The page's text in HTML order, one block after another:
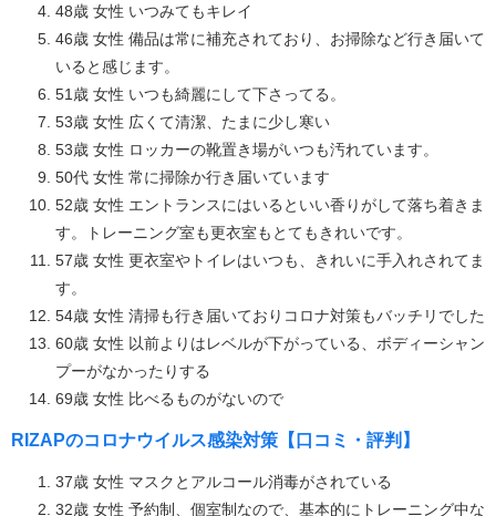
48歳 女性 いつみてもキレイ
46歳 女性 備品は常に補充されており、お掃除など行き届いて
いると感じます。
51歳 女性 いつも綺麗にして下さってる。
53歳 女性 広くて清潔、たまに少し寒い
53歳 女性 ロッカーの靴置き場がいつも汚れています。
50代 女性 常に掃除か行き届いています
52歳 女性 エントランスにはいるといい香りがして落ち着きま
す。トレーニング室も更衣室もとてもきれいです。
57歳 女性 更衣室やトイレはいつも、きれいに手入れされてま
す。
54歳 女性 清掃も行き届いておりコロナ対策もバッチリでした
60歳 女性 以前よりはレベルが下がっている、ボディーシャン
プーがなかったりする
69歳 女性 比べるものがないので
RIZAPのコロナウイルス感染対策【口コミ・評判】
37歳 女性 マスクとアルコール消毒がされている
32歳 女性 予約制、個室制なので、基本的にトレーニング中な